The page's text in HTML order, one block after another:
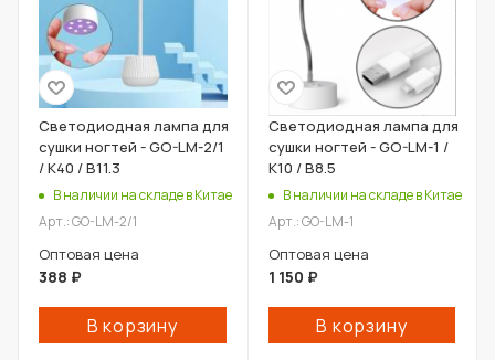
Светодиодная лампа для
сушки ногтей - GO-LM-2/1
/ К40 / В11.3
В наличии на складе в Китае
Арт.: GO-LM-2/1
Оптовая цена
388 ₽
В корзину
Светодиодная лампа для
сушки ногтей - GO-LM-1 /
К10 / В8.5
В наличии на складе в Китае
Арт.: GO-LM-1
Оптовая цена
1 150 ₽
В корзину